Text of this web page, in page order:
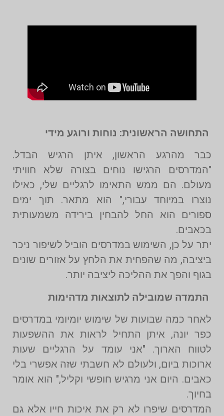
התחושה הראשונית: נוחות ורוגע מידי
כבר מהרגע הראשון, איתן הרגיש הבדל.
"המדרסים הרגישו נוחים בצורה שלא חוויתי
מעולם. הם ממש התאימו לרגליים שלי, כאילו
נוצרו במיוחד עבורי," הוא מתאר. תוך ימים
ספורים הוא החל להבחין בירידה משמעותית
בכאבים.
יתר על כן, השימוש במדרסים הוביל לשיפור ניכר
ביציבה, מה שהפחית את הלחץ על אזורים שונים
בגוף והפך את ההליכה ליציבה יותר.
התמדה שמובילה לתוצאות מדהימות
לאחר כמה שבועות של שימוש יומיומי במדרסים
כפר יונה, איתן התחיל לראות את ההשפעות
לטווח הארוך. "אני עומד על הרגליים שעות
ארוכות ביום, ולעולם לא חשבתי שזה אפשרי בלי
כאבים. היום אני מרגיש חופשי וקליל," הוא אומר
בחיוך.
המדרסים שיפרו לא רק את איכות חייו אלא גם